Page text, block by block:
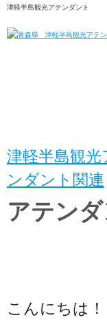
津軽半島観光アテンダント
津軽半島観光
ンダント関連
アテン
こんにちは！